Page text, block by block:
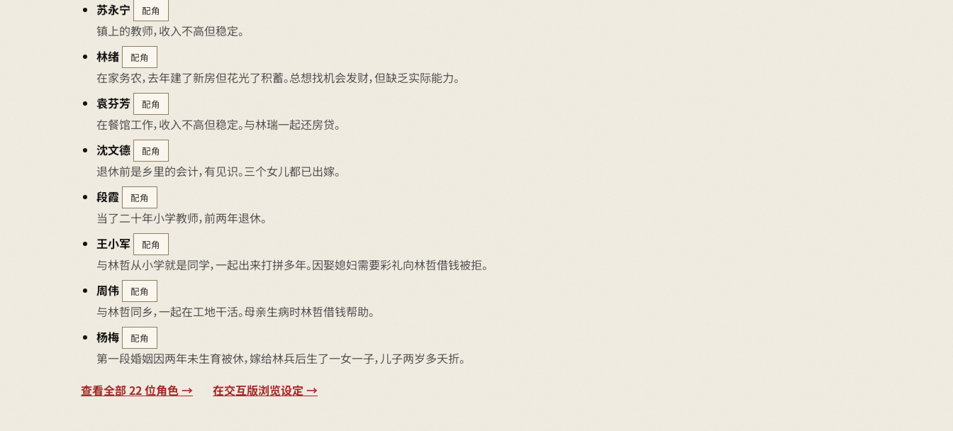
苏永宁
配角
镇上的教师，收入不高但稳定。
林绪
配角
在家务农，去年建了新房但花光了积蓄。总想找机会发财，但缺乏实际能力。
袁芬芳
配角
在餐馆工作，收入不高但稳定。与林瑞一起还房贷。
沈文德
配角
退休前是乡里的会计，有见识。三个女儿都已出嫁。
段霞
配角
当了二十年小学教师，前两年退休。
王小军
配角
与林哲从小学就是同学，一起出来打拼多年。因娶媳妇需要彩礼向林哲借钱被拒。
周伟
配角
与林哲同乡，一起在工地干活。母亲生病时林哲借钱帮助。
杨梅
配角
第一段婚姻因两年未生育被休，嫁给林兵后生了一女一子，儿子两岁多夭折。
查看全部 22 位角色 →
在交互版浏览设定 →